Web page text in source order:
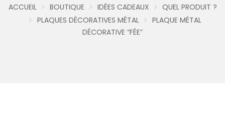
ACCUEIL BOUTIQUE IDÉES CADEAUX
QUEL PRODUIT ?
PLAQUES DÉCORATIVES MÉTAL
PLAQUE MÉTAL
DÉCORATIVE “FÉE”